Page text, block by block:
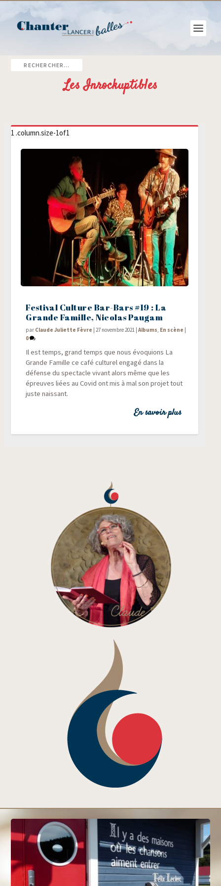
Les Inrockuptibles
Festival Culture Bar-Bars #19 : La
Grande Famille, Nicolas Paugam
par Claude Juliette Fèvre |27 novembre 2021 |Albums En scène |
0
Il est temps, grand temps que nous évo­quions La
Grande Famille ce café cultu­rel enga­gé dans la
défense du spec­tacle vivant alors même que les
épreuves liées au Covid ont mis à mal son pro­jet tout
juste naissant.
En savoir plus